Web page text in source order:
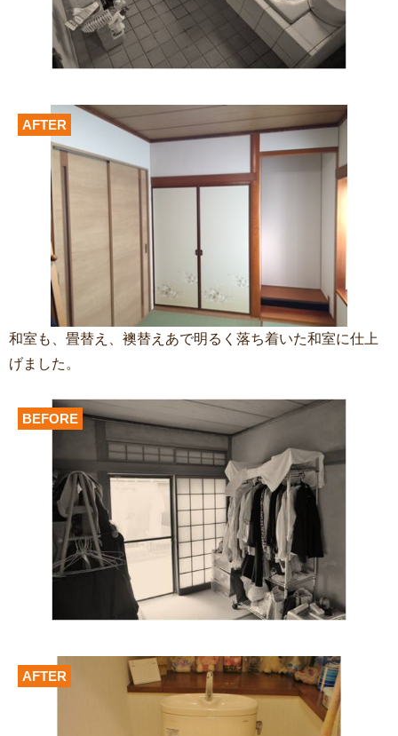
AFTER
和室も、畳替え、襖替えあで明るく落ち着いた和室に仕上
げました。
BEFORE
AFTER